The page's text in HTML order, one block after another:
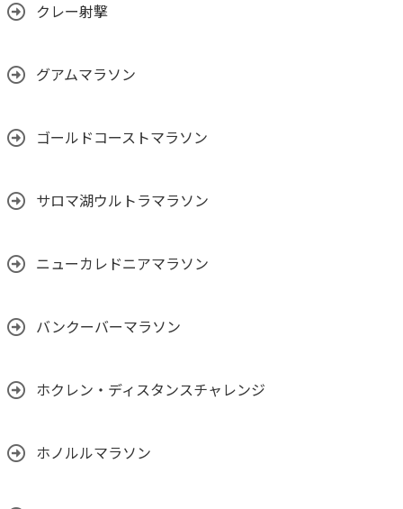
クレー射撃
グアムマラソン
ゴールドコーストマラソン
サロマ湖ウルトラマラソン
ニューカレドニアマラソン
バンクーバーマラソン
ホクレン・ディスタンスチャレンジ
ホノルルマラソン